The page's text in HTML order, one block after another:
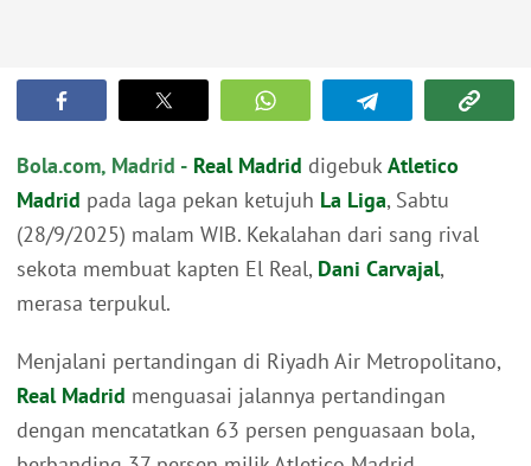
Bola.com, Madrid - Real Madrid digebuk Atletico
Madrid pada laga pekan ketujuh La Liga, Sabtu
(28/9/2025) malam WIB. Kekalahan dari sang rival
sekota membuat kapten El Real, Dani Carvajal,
merasa terpukul.
Menjalani pertandingan di Riyadh Air Metropolitano,
Real Madrid menguasai jalannya pertandingan
dengan mencatatkan 63 persen penguasaan bola,